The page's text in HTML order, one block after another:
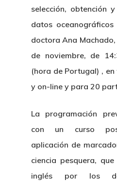
selección, obtención
datos
doctora Ana
de noviembre, de
(hora de Portugal) ,
y on-line y para 20
La programación
con un curso
aplicación de
ciencia pesquera,
inglés por los